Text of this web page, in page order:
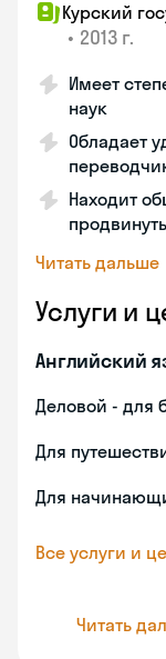
Курский
• 2013 г.
Имеет
наук
Обладает
Находит
Читать дальше
Услуги и
Английский
Деловой - для
Для
Для
Все услуги и
Читать